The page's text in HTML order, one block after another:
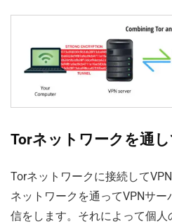
Torネットワークを通
Torネットワークに接続して
ネットワークを通ってVPNサ
信をします。それによって個人